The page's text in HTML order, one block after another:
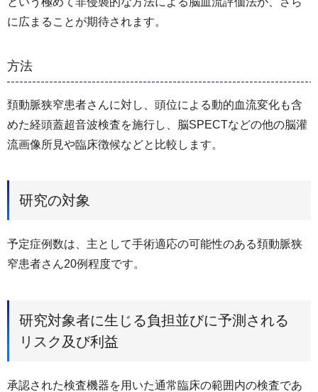
に広まることが期待されます。
方法
頚動脈狭窄患者さんに対し、頭位による動的血流変化も含
めた経頭蓋超音波検査を施行し、脳SPECTなどの他の脳灌
流画像所見や臨床徴候などと比較します。
研究の対象
予定症例数は、主として手術適応の可能性のある頚動脈狭
窄患者さん20例程度です。
研究対象者に生じる負担並びに予測される
リスク及び利益
承認された検査機器を用いた通常臨床の範囲内の検査であ